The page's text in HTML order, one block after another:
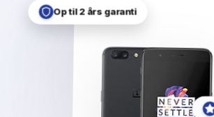
Op til 2 års garanti